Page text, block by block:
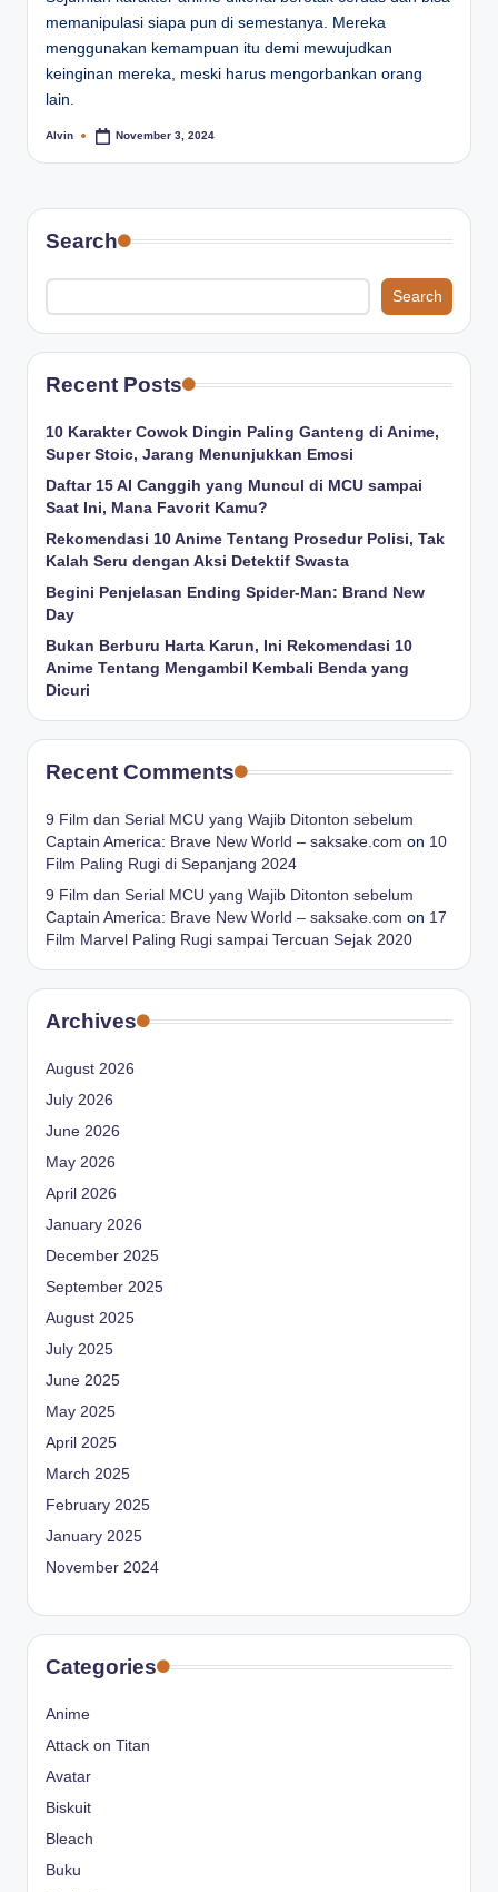
memanipulasi siapa pun di semestanya. Mereka
menggunakan kemampuan itu demi mewujudkan
keinginan mereka, meski harus mengorbankan orang
lain.
Posted
Alvin November 3, 2024
Search
Search
Recent Posts
10 Karakter Cowok Dingin Paling Ganteng di Anime,
Super Stoic, Jarang Menunjukkan Emosi
Daftar 15 AI Canggih yang Muncul di MCU sampai
Saat Ini, Mana Favorit Kamu?
Rekomendasi 10 Anime Tentang Prosedur Polisi, Tak
Kalah Seru dengan Aksi Detektif Swasta
Begini Penjelasan Ending Spider-Man: Brand New
Day
Bukan Berburu Harta Karun, Ini Rekomendasi 10
Anime Tentang Mengambil Kembali Benda yang
Dicuri
Recent Comments
9 Film dan Serial MCU yang Wajib Ditonton sebelum
Captain America: Brave New World – saksake.com on 10
Film Paling Rugi di Sepanjang 2024
9 Film dan Serial MCU yang Wajib Ditonton sebelum
Captain America: Brave New World – saksake.com on 17
Film Marvel Paling Rugi sampai Tercuan Sejak 2020
Archives
August 2026
July 2026
June 2026
May 2026
April 2026
January 2026
December 2025
September 2025
August 2025
July 2025
June 2025
May 2025
April 2025
March 2025
February 2025
January 2025
November 2024
Categories
Anime
Attack on Titan
Avatar
Biskuit
Bleach
Buku